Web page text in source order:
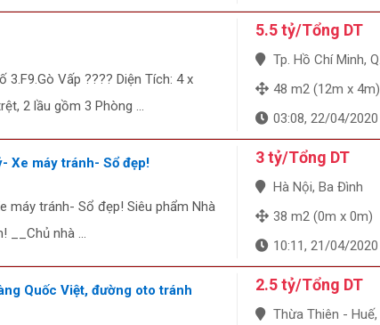
3.F9.Gò Vấp ???? Diện Tích: 4 x
2 lầu gồm 3 Phòng ...
5.5 tỷ/Tổng DT
Tp. Hồ Chí Minh, Quận Gò Vấp
48 m2 (12m x 4m)
03:08, 22/04/2020
Xe máy tránh- Sổ đẹp!
máy tránh- Sổ đẹp! Siêu phẩm Nhà
__Chủ nhà ...
3 tỷ/Tổng DT
Hà Nội, Ba Đình
38 m2 (0m x 0m)
10:11, 21/04/2020
Quốc Việt, đường oto tránh
2.5 tỷ/Tổng DT
Thừa Thiên - Huế, Huế